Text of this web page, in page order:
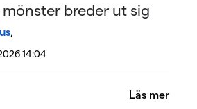
breder ut sig
,
14:04
Läs mer